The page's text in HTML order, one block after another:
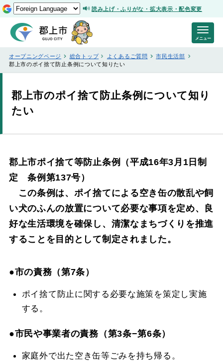
読み上げ・ふりがな・拡大表示・配色変更
オープニングページ 総合トップ よくあるご質問
市民生活部
郡上市のポイ捨て防止条例について知りたい
郡上市のポイ捨て防止条例について知り
たい
郡上市ポイ捨て等防止条例（平成16年3月1日制
定 条例第137号）
この条例は、ポイ捨てによる空き缶の散乱や飼
い犬のふんの放置について必要な事項を定め、良
好な生活環境を確保し、清潔なまちづくりを推進
することを目的として制定されました。
●市の責務（第7条）
ポイ捨て防止に関する必要な施策を策定し実施
する。
●市民や事業者の責務（第3条−第6条）
家庭外で出た空き缶等ごみを持ち帰る。
メニュー